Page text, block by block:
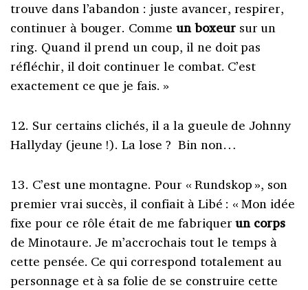
trouve dans l’abandon : juste avancer, respirer,
continuer à bouger. Commeun boxeursur un
ring. Quand il prend un coup, il ne doit pas
réfléchir, il doit continuer le combat. C’est
exactement ce que je fais. »
12. Sur certains clichés, il a la gueule de Johnny
Hallyday (jeune !). La lose ? Bin non…
13. C’est une montagne. Pour « Rundskop », son
premier vrai succès, il confiait à Libé : « Mon idée
fixe pour ce rôle était de me fabriquerun corps
de Minotaure. Je m’accrochais tout le temps à
cette pensée. Ce qui correspond totalement au
personnage et à sa folie de se construire cette